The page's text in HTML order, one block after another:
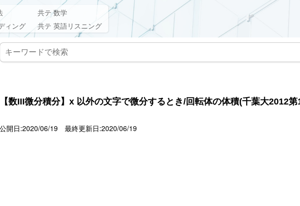
共テ 数学
ィング
共テ 英語リスニング
【数III微分積分】x 以外の文字で微分するとき/回転体の体積(千葉大2012第
公開日:2020/06/19 最終更新日:2020/06/19